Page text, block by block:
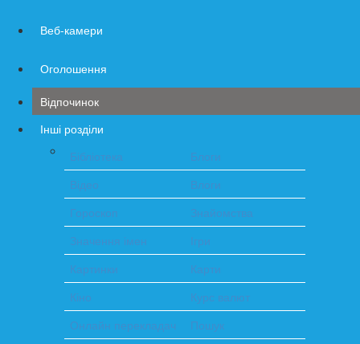
Веб-камери
Оголошення
Відпочинок
Інші розділи
Бібліотека
Блоги
Відео
Влоги
Гороскоп
Знайомства
Значення імен
Ігри
Картинки
Карти
Кіно
Курс валют
Онлайн перекладач
Пошук